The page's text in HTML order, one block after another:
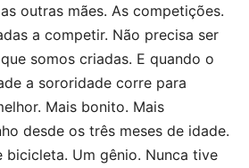
outras mães. As competições.
a competir. Não precisa ser
somos criadas. E quando o
a sororidade corre para
Mais bonito. Mais
desde os três meses de idade.
bicicleta. Um gênio. Nunca tive